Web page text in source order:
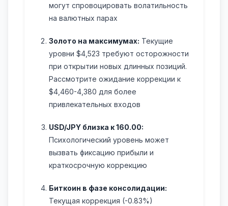
могут спровоцировать волатильность
на валютных парах
Золото на максимумах: Текущие
уровни $4,523 требуют осторожности
при открытии новых длинных позиций.
Рассмотрите ожидание коррекции к
$4,460-4,380 для более
привлекательных входов
USD/JPY близка к 160.00:
Психологический уровень может
вызвать фиксацию прибыли и
краткосрочную коррекцию
Биткоин в фазе консолидации:
Текущая коррекция (-0.83%)